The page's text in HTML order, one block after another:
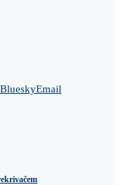
BlueskyEmail